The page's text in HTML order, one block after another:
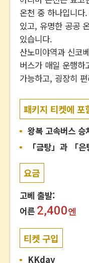
온천 중 하나입니
있고, 유명한 공공
있습니다.
산노미야역과 신코
버스가 매일 운행
가능하고, 굉장히
패키지 티켓에 포
왕복 고속버스 승
「금탕」과 「
요금
고베 출발:
어른 2,400엔
티켓 구입
KKday